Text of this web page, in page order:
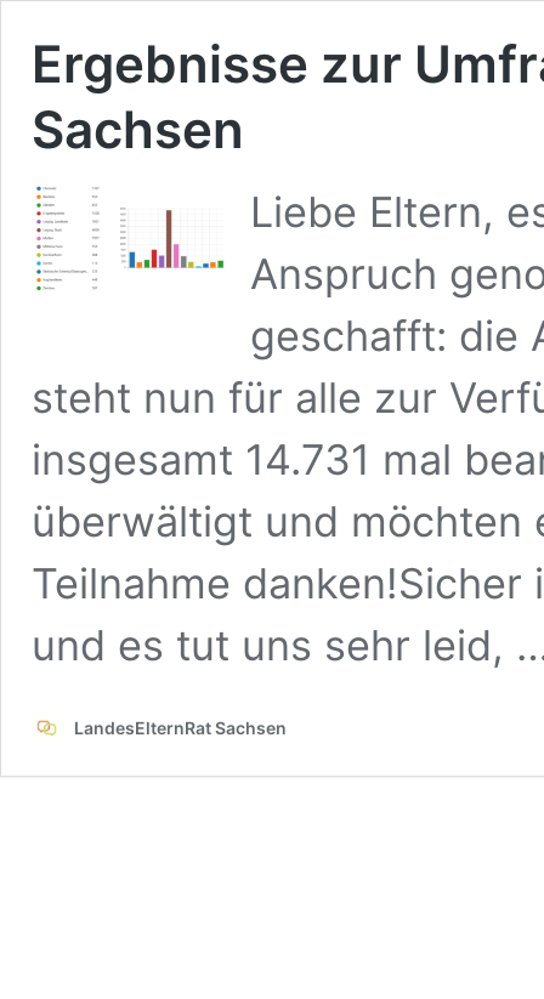
Ergebnisse zur
Sachsen
Liebe Eltern,
Anspruch
geschafft: die
steht nun für alle zur
insgesamt 14.731 mal
überwältigt und möchten
Teilnahme
und es tut uns sehr leid,
LandesElternRat Sachsen